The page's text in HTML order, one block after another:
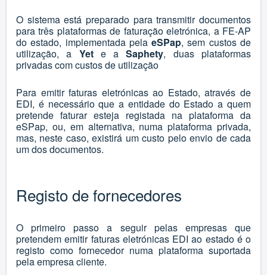
O sistema está preparado para transmitir documentos
para três plataformas de faturação eletrónica, a FE-AP
do estado, implementada pelaeSPap, sem custos de
utilização, a Yete aSaphety, duas plataformas
privadas com custos de utilização
Para emitir faturas eletrónicas ao Estado, através de
EDI, é necessário que a entidade do Estado a quem
pretende faturar esteja registada na plataforma da
eSPap, ou, em alternativa, numa plataforma privada,
mas, neste caso, existirá um custo pelo envio de cada
um dos documentos.
Registo de fornecedores
O primeiro passo a seguir pelas empresas que
pretendem emitir faturas eletrónicas EDI ao estado é o
registo como fornecedor numa plataforma suportada
pela empresa cliente.